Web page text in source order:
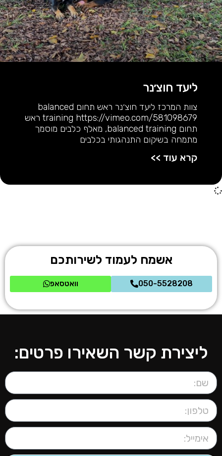
ליעד חוצ׳נר
צוות המרכז ליעד חוצ׳נר ראש תחום balanced
training https://vimeo.com/581098679 ראש
תחום balanced training, מאלף כלבים מוסמך
מתמחה בשיקום התנהגותי בכלבים
קרא עוד >>
אשמח לעמוד לשירותכם
050-5528208 וואטסאפ
ליצירת קשר השאירו פרטים: